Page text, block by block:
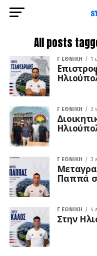
All posts
Γ ΕΘΝΙΚΉ 1
Γ ΕΘΝΙΚΉ 3
Γ ΕΘΝΙΚΉ 3
Παππά
Γ ΕΘΝΙΚΉ 4
Στην